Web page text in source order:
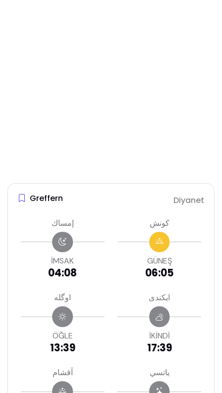
Greffern Diyanet
إمساك
İMSAK
04:08
كونش
GÜNEŞ
06:05
اوگله
ÖĞLE
13:39
ايكندى
İKİNDİ
17:39
آقشام ياتسي